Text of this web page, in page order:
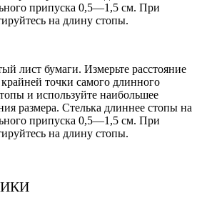
припуска 0,5—1,5 см. При
на длину стопы.
лист бумаги. Измерьте расстояние
точки самого длинного
и используйте наибольшее
размера. Стелька длиннее стопы на
припуска 0,5—1,5 см. При
на длину стопы.